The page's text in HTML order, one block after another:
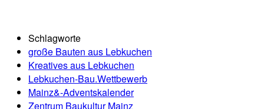
Schlagworte
große Bauten aus Lebkuchen
Kreatives aus Lebkuchen
Lebkuchen-Bau.Wettbewerb
Mainz&-Adventskalender
Zentrum Baukultur Mainz